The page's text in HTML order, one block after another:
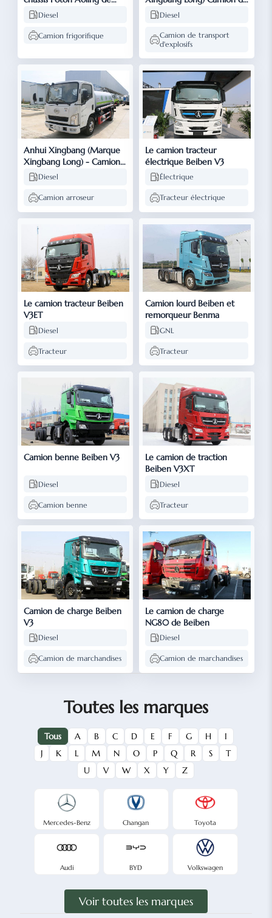
Anhui Xingbang (marque
Xingbang Long)
Diesel
Camion frigorifique
transport d'équipements
explosifs sur châssis
Omacon de Foton
Diesel
Camion de transport
d'explosifs
Anhui Xingbang (Marque
Xingbang Long) - Camion à
chasse d'eau/épandeur sur
châssis FAW Hongta
Diesel
Camion arroseur
Le camion tracteur
électrique Beiben V3
Électrique
Tracteur électrique
Le camion tracteur Beiben
V3ET
Diesel
Tracteur
Camion lourd Beiben et
remorqueur Benma
GNL
Tracteur
Camion benne Beiben V3
Diesel
Camion benne
Le camion de traction
Beiben V3XT
Diesel
Tracteur
Camion de charge Beiben
V3
Diesel
Camion de marchandises
Le camion de charge
NG80 de Beiben
Diesel
Camion de marchandises
Toutes les marques
Tous A B C D E F G H
I
J
K L M N O P Q R S
T
U
V W X Y Z
Mercedes-Benz Changan Toyota
Audi BYD Volkswagen
Voir toutes les marques